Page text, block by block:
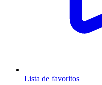
Lista de favoritos